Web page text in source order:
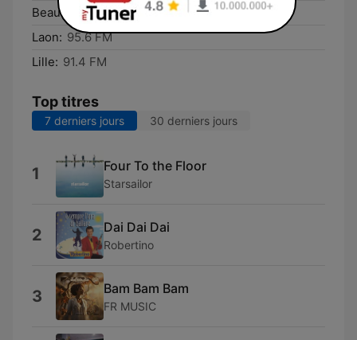
Beauvais: 88.3 FM
Laon: 95.6 FM
Lille: 91.4 FM
Top titres
7 derniers jours 30 derniers jours
1 Four To the Floor
Starsailor
2 Dai Dai Dai
Robertino
3 Bam Bam Bam
FR MUSIC